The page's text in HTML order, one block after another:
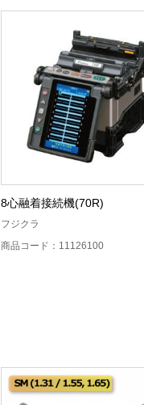
8心融着接続機(70R)
フジクラ
商品コード：11126100